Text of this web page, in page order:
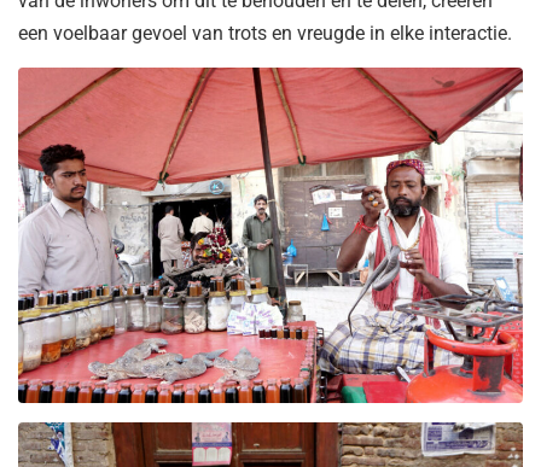
een voelbaar gevoel van trots en vreugde in elke interactie.